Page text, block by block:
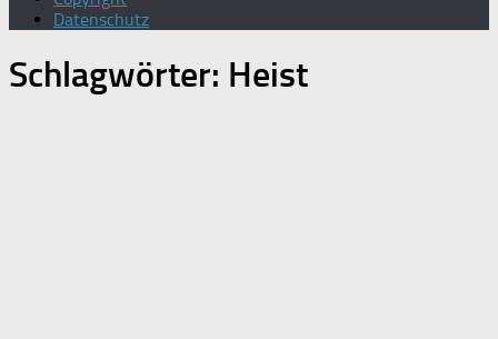
Datenschutz
Schlagwörter: Heist